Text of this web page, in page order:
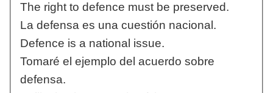
The right to defence must be preserved.
La defensa es una cuestión nacional.
Defence is a national issue.
Tomaré el ejemplo del acuerdo sobre
defensa.